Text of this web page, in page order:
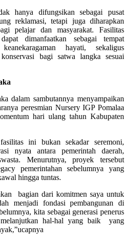
hanya difungsikan sebagai pusat
reklamasi, tetapi juga diharapkan
pelajar dan masyarakat. Fasilitas
dimanfaatkan sebagai tempat
hayati, sekaligus
bagi satwa langka sesuai
dalam sambutannya menyampaikan
peresmian Nursery IGP Pomalaa
hari ulang tahun Kabupaten
ini bukan sekadar seremoni,
nyata antara pemerintah daerah,
Menurutnya, proyek tersebut
pemerintahan sebelumnya yang
hingga tuntas.
bagian dari komitmen saya untuk
menjadi fondasi pembangunan di
kita sebagai generasi penerus
hal-hal yang baik yang